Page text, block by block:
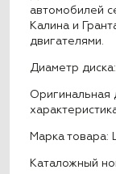
автомобилей
Калина и
двигателями.
Диаметр
Оригинальная
Марка товара:
Каталожный